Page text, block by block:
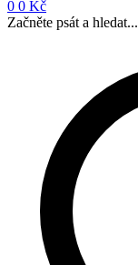
0 0 Kč
Začněte psát a hledat...